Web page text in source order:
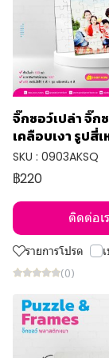
จิ๊กซอว์เปล่า จิ๊ก
เคลือบเงา รูปสี่
SKU : 0903AKSQ
฿220
ติดต่อเ
รายการโปรด
(0)